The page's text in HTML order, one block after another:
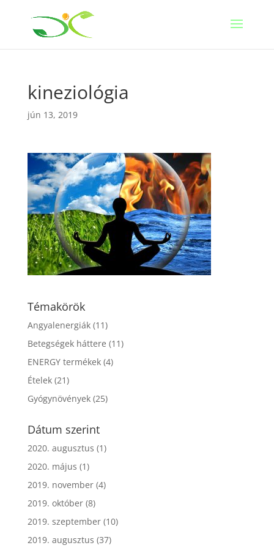
kineziológia
jún 13, 2019
Témakörök
Angyalenergiák(11)
Betegségek háttere (11)
ENERGY termékek(4)
Ételek(21)
Gyógynövények(25)
Dátum szerint
2020. augusztus (1)
2020. május (1)
2019. november(4)
2019. október(8)
2019. szeptember(10)
2019. augusztus (37)